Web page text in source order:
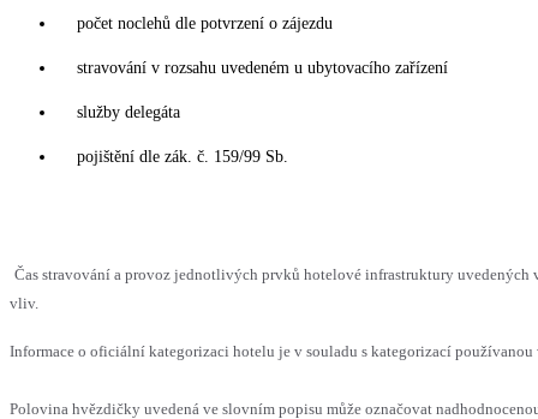
počet noclehů dle potvrzení o zájezdu
stravování v rozsahu uvedeném u ubytovacího zařízení
služby delegáta
pojištění dle zák. č. 159/99 Sb.
Čas stravování a provoz jednotlivých prvků hotelové infrastruktury uvedených
vliv.
Informace o oficiální kategorizaci hotelu je v souladu s kategorizací
Polovina hvězdičky uvedená ve slovním popisu může označovat